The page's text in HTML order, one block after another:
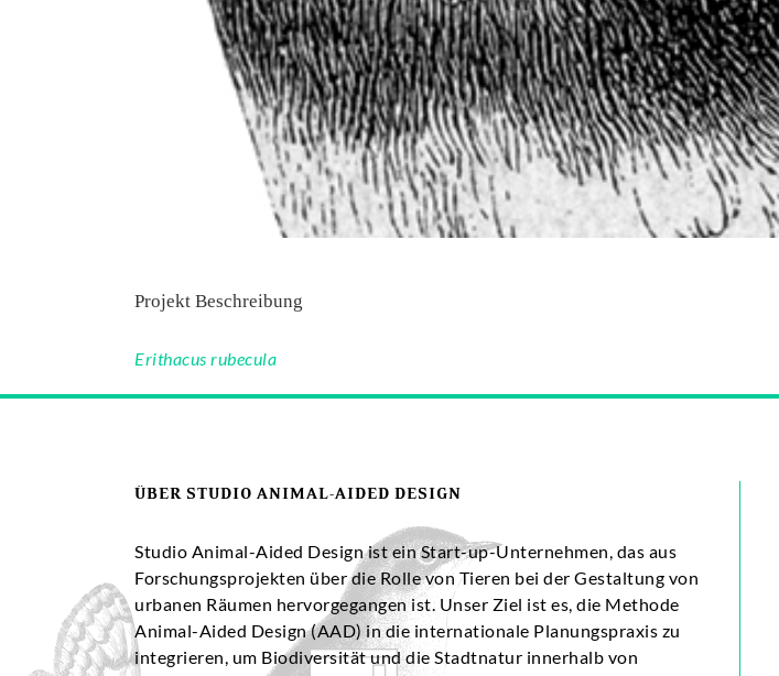
Projekt Beschreibung
Erithacus rubecula
ÜBER STUDIO ANIMAL-AIDED DESIGN
Studio Animal-Aided Design ist ein Start-up-Unternehmen, das aus
Forschungsprojekten über die Rolle von Tieren bei der Gestaltung von
urbanen Räumen hervorgegangen ist. Unser Ziel ist es, die Methode
Animal-Aided Design (AAD) in die internationale Planungspraxis zu
integrieren, um Biodiversität und die Stadtnatur innerhalb von